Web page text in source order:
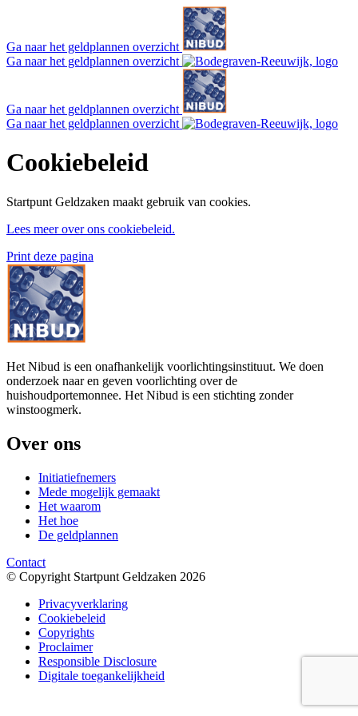
Ga naar het geldplannen overzicht
Ga naar het geldplannen overzicht
Ga naar het geldplannen overzicht
Ga naar het geldplannen overzicht
Cookiebeleid
Startpunt Geldzaken maakt gebruik van cookies.
Lees meer over ons cookiebeleid.
Print deze pagina
Het Nibud is een onafhankelijk voorlichtingsinstituut. We doen
onderzoek naar en geven voorlichting over de
huishoudportemonnee. Het Nibud is een stichting zonder
winstoogmerk.
Over ons
Initiatiefnemers
Mede mogelijk gemaakt
Het waarom
Het hoe
De geldplannen
Contact
© Copyright Startpunt Geldzaken 2026
Privacyverklaring
Cookiebeleid
Copyrights
Proclaimer
Responsible Disclosure
Digitale toegankelijkheid